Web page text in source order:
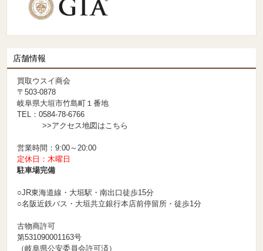
店舗情報
買取ウスイ商会
〒503-0878
岐阜県大垣市竹島町１番地
TEL：0584-78-6766
>>アクセス地図はこちら
営業時間：9:00～20:00
定休日：木曜日
駐車場完備
○JR東海道線・大垣駅・南出口徒歩15分
○名阪近鉄バス・大垣共立銀行本店前停留所・徒歩1分
古物商許可
第531090001163号
（岐阜県公安委員会許可済）